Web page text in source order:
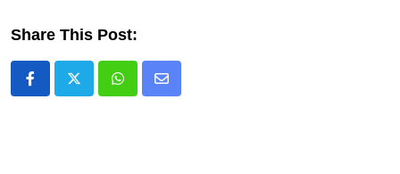
Share This Post:
WhatsappComparte